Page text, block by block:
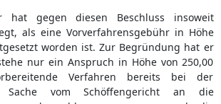
hat gegen diesen Beschluss insoweit
als eine Vorverfahrensgebühr in Höhe
worden ist. Zur Begründung hat er
nur ein Anspruch in Höhe von 250,00
Verfahren bereits bei der
Sache vom Schöffengericht an die